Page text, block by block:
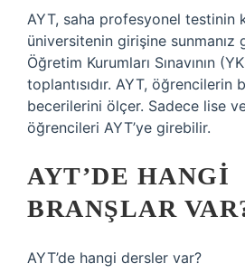
AYT, saha profesyonel testinin
üniversitenin girişine sunmanız
Öğretim Kurumları Sınavının
toplantısıdır. AYT,
becerilerini ölçer. Sadece lise
öğrencileri AYT’ye girebilir.
AYT’DE HANGI
BRANŞLAR
AYT’de hangi dersler var?